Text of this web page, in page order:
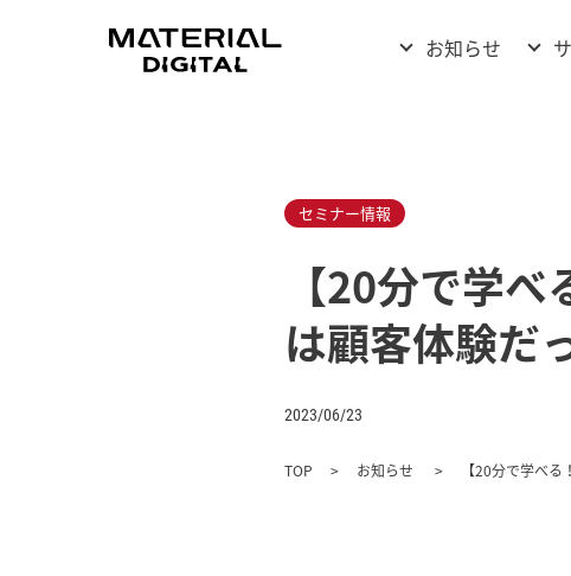
お知らせ
セミナー情報
【20分で学
は顧客体験だ
2023/06/23
TOP お知らせ 【20分で学べ